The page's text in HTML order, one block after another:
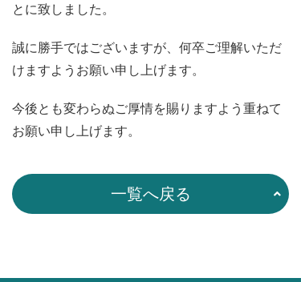
とに致しました。
誠に勝手ではございますが、何卒ご理解いただ
けますようお願い申し上げます。
今後とも変わらぬご厚情を賜りますよう重ねて
お願い申し上げます。
一覧へ戻る